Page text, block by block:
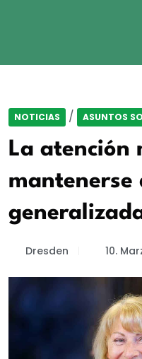
NOTICIAS / ASUNTOS
La atención
mantenerse
Dresden 10.